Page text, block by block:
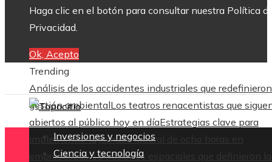
Haga clic en el botón para consultar nuestra Política
Privacidad.
Ok, Acepto
Trending
Análisis de los accidentes industriales que
gestión ambientalLos teatros renacentistas que
abiertos al público hoy en díaEstrategias clave para
implementar la jornada laboral de ocho horas en
empresasLas 15 misiones espaciales que definieron
Inversiones y negocios
Ciencia y tecnología